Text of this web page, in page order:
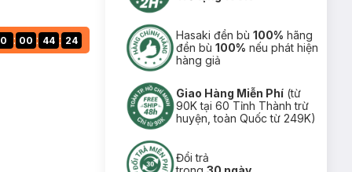
0 : 00 : 44 : 23 Hasaki đền bù100% hãng
đền bù100% nếu phát hiện
hàng giả
Giao Hàng Miễn Phí (từ
90K tại 60 Tỉnh Thành trừ
huyện, toàn Quốc từ 249K)
Đổi trả